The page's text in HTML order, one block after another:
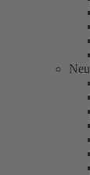
Neu